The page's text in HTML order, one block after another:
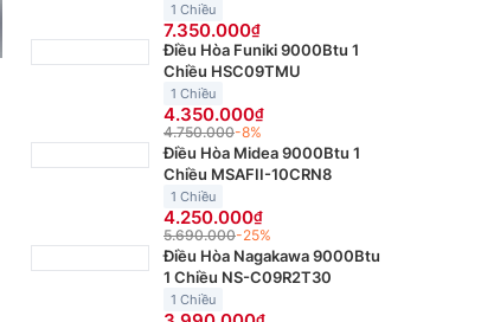
1 Chiều
7.350.000
Điều Hòa Funiki 9000Btu 1
Chiều HSC09TMU
1 Chiều
4.350.000
4.750.000-8%
Điều Hòa Midea 9000Btu 1
Chiều MSAFII-10CRN8
1 Chiều
4.250.000
5.690.000-25%
Điều Hòa Nagakawa 9000Btu
1 Chiều NS-C09R2T30
1 Chiều